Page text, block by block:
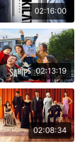
02:16:00
02:13:19
02:08:34